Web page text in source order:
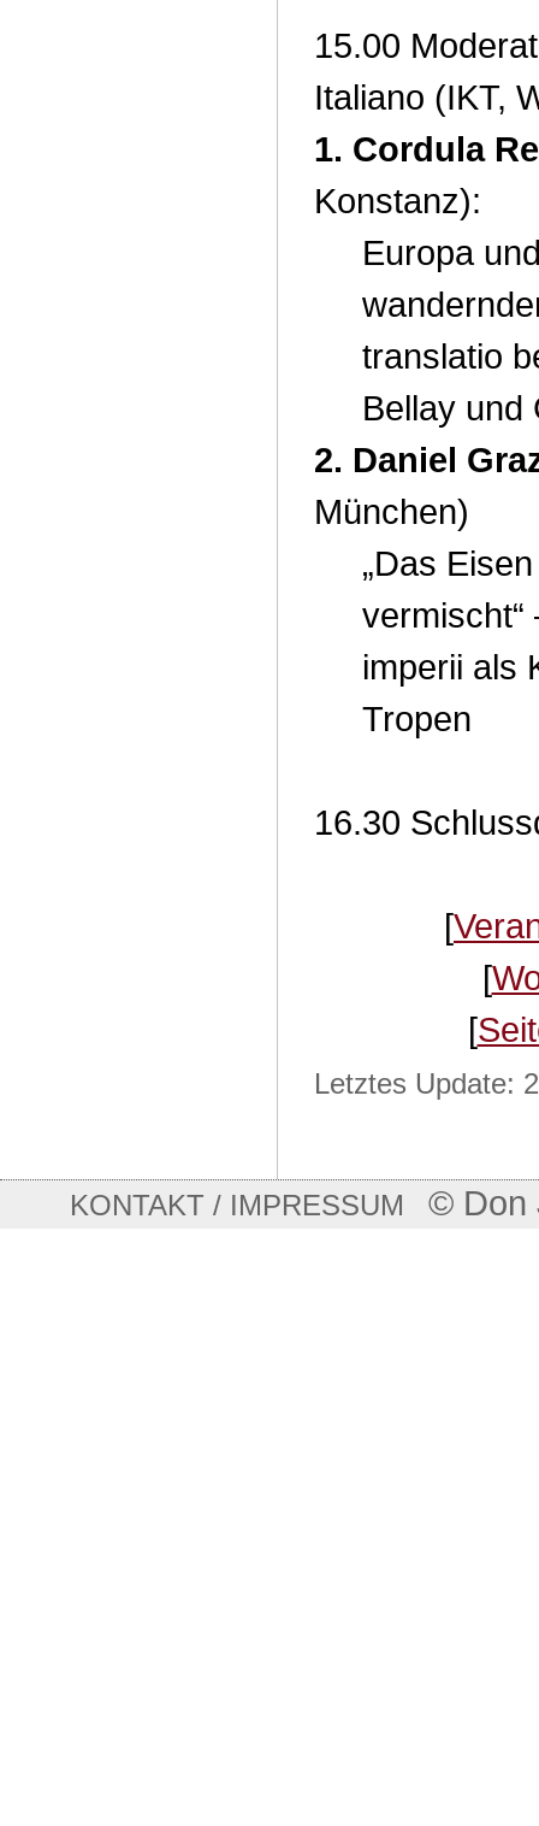
15.00
Italiano (IKT,
1. Cordula
Konstanz):
Europa
translatio
Bellay und
2. Daniel
München)
„Das
vermischt“
imperii als
Tropen
16.30
[
[
[
Letztes Update:
KONTAKT / IMPRESSUM © Don